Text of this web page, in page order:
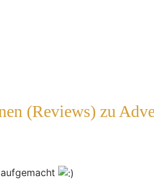
(Reviews) zu